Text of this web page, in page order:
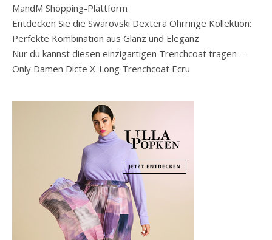
MandM Shopping-Plattform
Entdecken Sie die Swarovski Dextera Ohrringe Kollektion:
Perfekte Kombination aus Glanz und Eleganz
Nur du kannst diesen einzigartigen Trenchcoat tragen –
Only Damen Dicte X-Long Trenchcoat Ecru